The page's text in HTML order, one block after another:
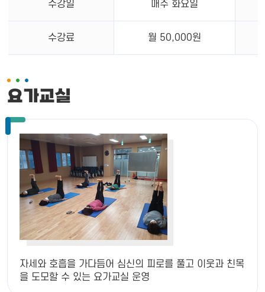
수강일 매주 화요일
수강료 월 50,000원
요가교실
자세와 호흡을 가다듬어 심신의 피로를 풀고 이웃과 친목
을 도모할 수 있는 요가교실 운영